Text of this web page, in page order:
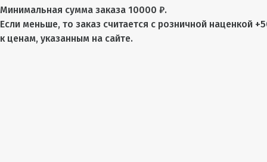
Минимальная сумма заказа 10000 ₽.
Если меньше, то заказ считается с розничной наценкой
к ценам, указанным на сайте.